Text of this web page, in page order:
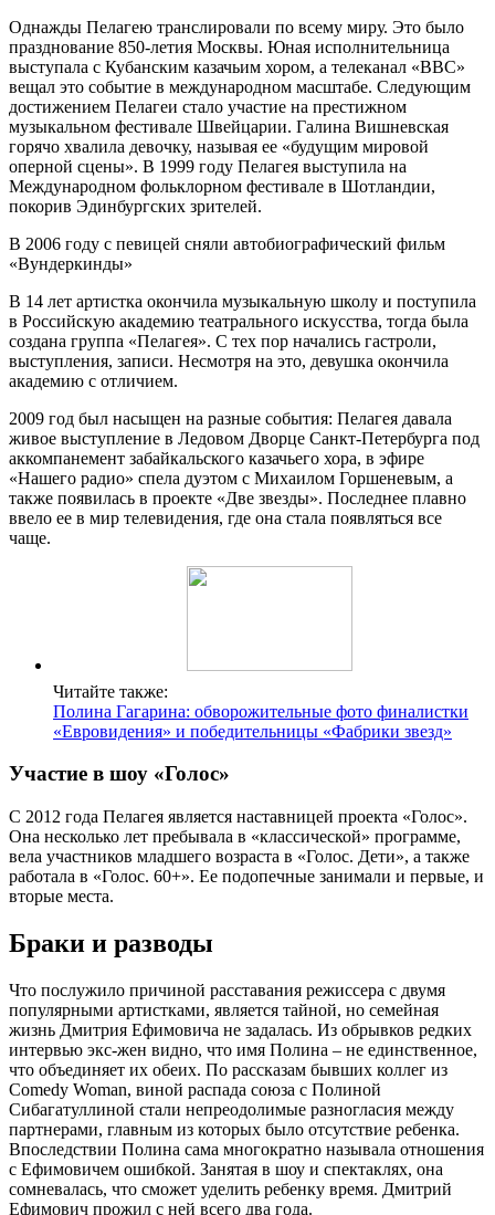
Однажды Пелагею транслировали по всему миру. Это было
празднование 850-летия Москвы. Юная исполнительница
выступала с Кубанским казачьим хором, а телеканал «BBC»
вещал это событие в международном масштабе. Следующим
достижением Пелагеи стало участие на престижном
музыкальном фестивале Швейцарии. Галина Вишневская
горячо хвалила девочку, называя ее «будущим мировой
оперной сцены». В 1999 году Пелагея выступила на
Международном фольклорном фестивале в Шотландии,
покорив Эдинбургских зрителей.
В 2006 году с певицей сняли автобиографический фильм
«Вундеркинды»
В 14 лет артистка окончила музыкальную школу и поступила
в Российскую академию театрального искусства, тогда была
создана группа «Пелагея». С тех пор начались гастроли,
выступления, записи. Несмотря на это, девушка окончила
академию с отличием.
2009 год был насыщен на разные события: Пелагея давала
живое выступление в Ледовом Дворце Санкт-Петербурга под
аккомпанемент забайкальского казачьего хора, в эфире
«Нашего радио» спела дуэтом с Михаилом Горшеневым, а
также появилась в проекте «Две звезды». Последнее плавно
ввело ее в мир телевидения, где она стала появляться все
чаще.
Читайте также:
Полина Гагарина: обворожительные фото финалистки
«Евровидения» и победительницы «Фабрики звезд»
Участие в шоу «Голос»
С 2012 года Пелагея является наставницей проекта «Голос».
Она несколько лет пребывала в «классической» программе,
вела участников младшего возраста в «Голос. Дети», а также
работала в «Голос. 60+». Ее подопечные занимали и первые, и
вторые места.
Браки и разводы
Что послужило причиной расставания режиссера с двумя
популярными артистками, является тайной, но семейная
жизнь Дмитрия Ефимовича не задалась. Из обрывков редких
интервью экс-жен видно, что имя Полина – не единственное,
что объединяет их обеих. По рассказам бывших коллег из
Comedy Woman, виной распада союза с Полиной
Сибагатуллиной стали непреодолимые разногласия между
партнерами, главным из которых было отсутствие ребенка.
Впоследствии Полина сама многократно называла отношения
с Ефимовичем ошибкой. Занятая в шоу и спектаклях, она
сомневалась, что сможет уделить ребенку время. Дмитрий
Ефимович прожил с ней всего два года.